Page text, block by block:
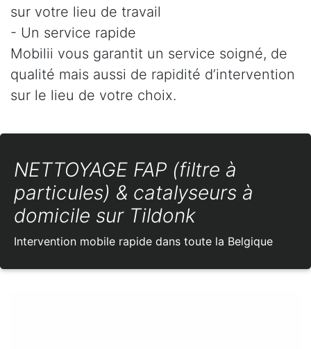
sur votre lieu de travail
- Un service rapide
Mobilii vous garantit un service soigné, de
qualité mais aussi de rapidité d’intervention
sur le lieu de votre choix.
NETTOYAGE FAP (filtre à
particules) & catalyseurs à
domicile sur Tildonk
Intervention mobile rapide dans toute la Belgique